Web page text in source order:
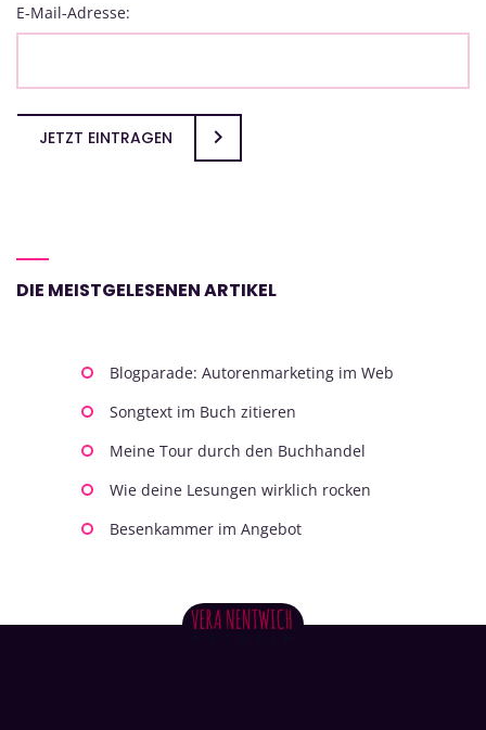
E-Mail-Adresse:
JETZT EINTRAGEN
DIE MEISTGELESENEN ARTIKEL
Blogparade: Autorenmarketing im Web
Songtext im Buch zitieren
Meine Tour durch den Buchhandel
Wie deine Lesungen wirklich rocken
Besenkammer im Angebot